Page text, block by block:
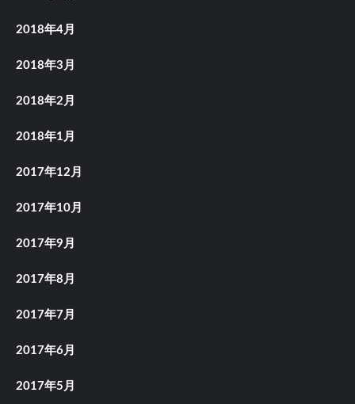
2018年4月
2018年3月
2018年2月
2018年1月
2017年12月
2017年10月
2017年9月
2017年8月
2017年7月
2017年6月
2017年5月